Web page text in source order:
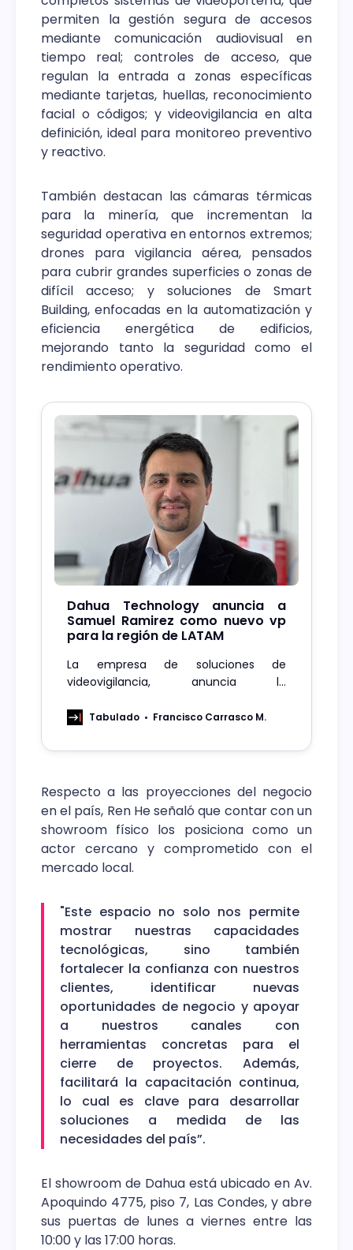
permiten la gestión segura de accesos
mediante comunicación audiovisual en
tiempo real; controles de acceso, que
regulan la entrada a zonas específicas
mediante tarjetas, huellas, reconocimiento
facial o códigos; y videovigilancia en alta
definición, ideal para monitoreo preventivo
y reactivo.
También destacan las cámaras térmicas
para la minería, que incrementan la
seguridad operativa en entornos extremos;
drones para vigilancia aérea, pensados
para cubrir grandes superficies o zonas de
difícil acceso; y soluciones de Smart
Building, enfocadas en la automatización y
eficiencia energética de edificios,
mejorando tanto la seguridad como el
rendimiento operativo.
Dahua Technology anuncia a
Samuel Ramirez como nuevo vp
para la región de LATAM
La empresa de soluciones de
videovigilancia, anuncia la
Urbina como Vicepresidente de
Tabulado Francisco Carrasco M.
Respecto a las proyecciones del negocio
en el país, Ren He señaló que contar con un
showroom físico los posiciona como un
actor cercano y comprometido con el
mercado local.
"Este espacio no solo nos permite
mostrar nuestras capacidades
tecnológicas, sino también
fortalecer la confianza con nuestros
clientes, identificar nuevas
oportunidades de negocio y apoyar
a nuestros canales con
herramientas concretas para el
cierre de proyectos. Además,
facilitará la capacitación continua,
lo cual es clave para desarrollar
soluciones a medida de las
necesidades del país”.
El showroom de Dahua está ubicado en Av.
Apoquindo 4775, piso 7, Las Condes, y abre
sus puertas de lunes a viernes entre las
10:00 y las 17:00 horas.